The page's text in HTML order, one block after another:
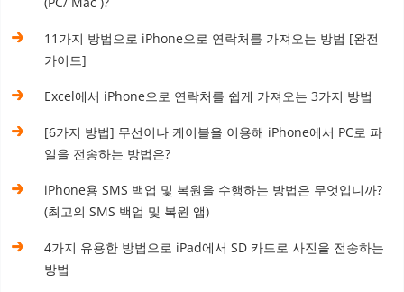
11가지 방법으로 iPhone으로 연락처를 가져오는 방법 [완전
가이드]
Excel에서 iPhone으로 연락처를 쉽게 가져오는 3가지 방법
[6가지 방법] 무선이나 케이블을 이용해 iPhone에서 PC로 파
일을 전송하는 방법은?
iPhone용 SMS 백업 및 복원을 수행하는 방법은 무엇입니까?
(최고의 SMS 백업 및 복원 앱)
4가지 유용한 방법으로 iPad에서 SD 카드로 사진을 전송하는
방법